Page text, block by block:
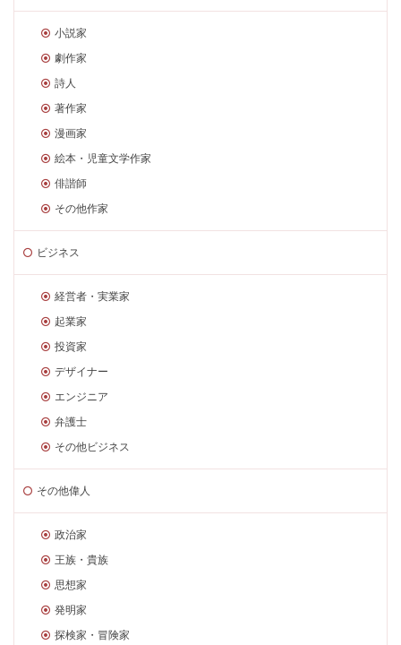
小説家
劇作家
詩人
著作家
漫画家
絵本・児童文学作家
俳諧師
その他作家
ビジネス
経営者・実業家
起業家
投資家
デザイナー
エンジニア
弁護士
その他ビジネス
その他偉人
政治家
王族・貴族
思想家
発明家
探検家・冒険家